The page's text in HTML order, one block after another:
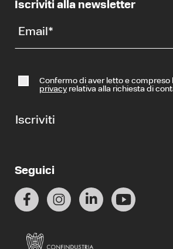
Iscriviti alla newsletter
Email*
Confermo di aver letto e compreso
privacyrelativa alla richiesta di
Iscriviti
Seguici